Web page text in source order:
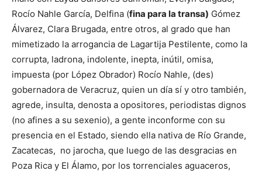
Rocío Nahle García, Delfina (fina para la transa) Gómez
Álvarez, Clara Brugada, entre otros, al grado que han
mimetizado la arrogancia de Lagartija Pestilente, como la
corrupta, ladrona, indolente, inepta, inútil, omisa,
impuesta (por López Obrador) Rocío Nahle, (des)
gobernadora de Veracruz, quien un día sí y otro también,
agrede, insulta, denosta a opositores, periodistas dignos
(no afines a su sexenio), a gente inconforme con su
presencia en el Estado, siendo ella nativa de Río Grande,
Zacatecas, no jarocha, que luego de las desgracias en
Poza Rica y El Álamo, por los torrenciales aguaceros,